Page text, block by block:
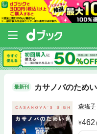
最新刊 カサノバのため
森瑤子
462